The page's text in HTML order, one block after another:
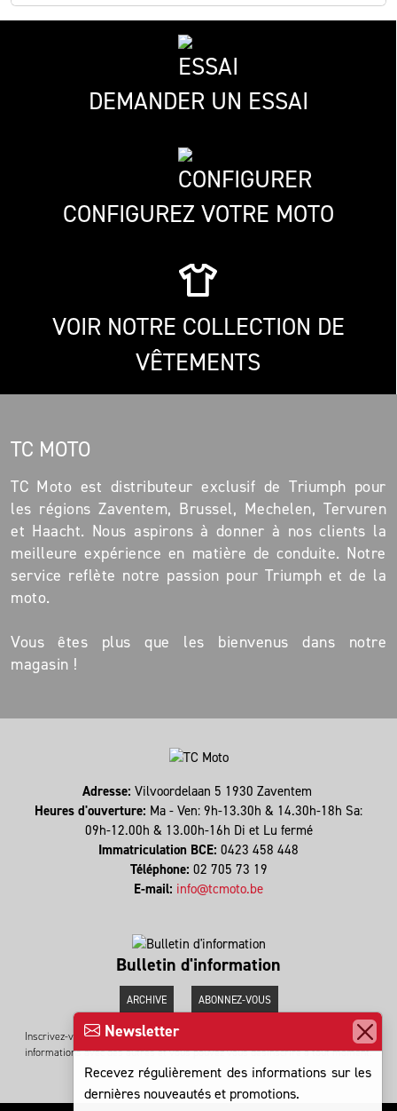
DEMANDER UN ESSAI
CONFIGUREZ VOTRE MOTO
VOIR NOTRE COLLECTION DE
VÊTEMENTS
TC MOTO
TC Moto est distributeur exclusif de Triumph pour
les régions Zaventem, Brussel, Mechelen, Tervuren
et Haacht. Nous aspirons à donner à nos clients la
meilleure expérience en matière de conduite. Notre
service reflète notre passion pour Triumph et de la
moto.
Vous êtes plus que les bienvenus dans notre
magasin !
Newsletter
Recevez régulièrement des informations sur les
dernières nouveautés et promotions.
Adresse: Vilvoordelaan 5 1930 Zaventem
Heures d'ouverture: Ma - Ven: 9h-13.30h & 14.30h-18h Sa:
09h-12.00h & 13.00h-16h Di et Lu fermé
Immatriculation BCE: 0423 458 448
Téléphone: 02 705 73 19
E-mail: info@tcmoto.be
Bulletin d'information
ARCHIVE ABONNEZ-VOUS
Inscrivez-vous pour recevoir les dernières promotions. On ne partage pas vos
informations avec des autres et vous pouvez vous désinscrire à tout moment.